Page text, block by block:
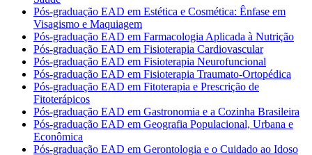
Pós-graduação EAD em Estética e Cosmética: Ênfase em
Visagismo e Maquiagem
Pós-graduação EAD em Farmacologia Aplicada à Nutrição
Pós-graduação EAD em Fisioterapia Cardiovascular
Pós-graduação EAD em Fisioterapia Neurofuncional
Pós-graduação EAD em Fisioterapia Traumato-Ortopédica
Pós-graduação EAD em Fitoterapia e Prescrição de
Fitoterápicos
Pós-graduação EAD em Gastronomia e a Cozinha Brasileira
Pós-graduação EAD em Geografia Populacional, Urbana e
Econômica
Pós-graduação EAD em Gerontologia e o Cuidado ao Idoso